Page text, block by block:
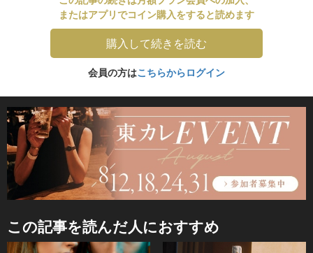
またはアプリでコイン購入をすると読めます
購入して続きを読む
会員の方はこちらからログイン
この記事を読んだ人におすすめ